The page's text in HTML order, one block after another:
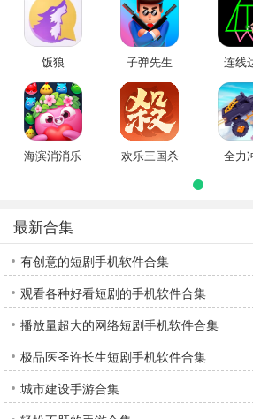
饭狼 子弹先生 连线
海滨消消乐 欢乐三国杀 全力
最新合集
有创意的短剧手机软件合集
观看各种好看短剧的手机软件合集
播放量超大的网络短剧手机软件合集
极品医圣许长生短剧手机软件合集
城市建设手游合集